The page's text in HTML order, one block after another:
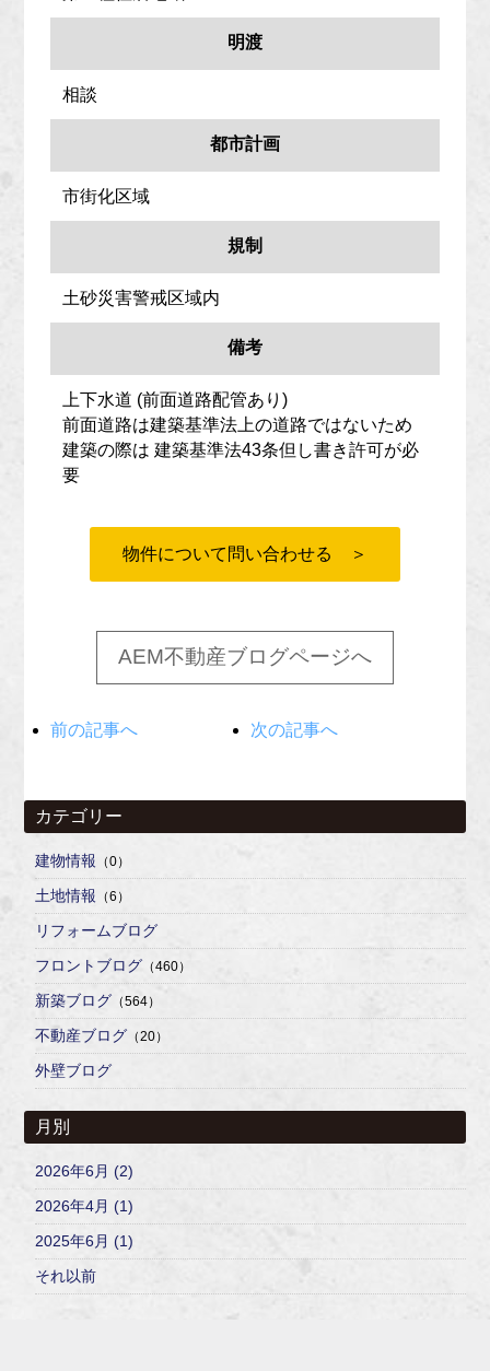
明渡
相談
都市計画
市街化区域
規制
土砂災害警戒区域内
備考
上下水道 (前面道路配管あり)
前面道路は建築基準法上の道路ではないため
建築の際は 建築基準法43条但し書き許可が必
要
物件について問い合わせる ＞
AEM不動産ブログページへ
前の記事へ 次の記事へ
カテゴリー
建物情報 （0）
土地情報 （6）
リフォームブログ
フロントブログ （460）
新築ブログ （564）
不動産ブログ （20）
外壁ブログ
月別
2026年6月 (2)
2026年4月 (1)
2025年6月 (1)
それ以前